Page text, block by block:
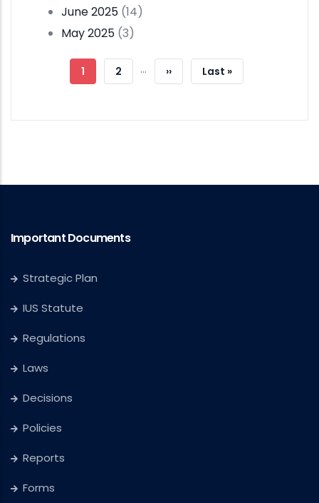
June 2025 (14)
May 2025 (3)
Pagination
Current
1 Page
2 …
Next
››
Last
Last »
Important Documents
Strategic Plan
IUS Statute
Regulations
Laws
Decisions
Policies
Reports
Forms